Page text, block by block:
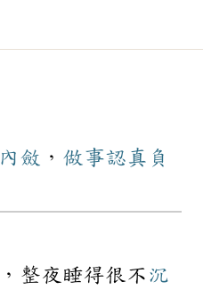
內斂 ， 做事認真 負
，整夜睡得很不 沉